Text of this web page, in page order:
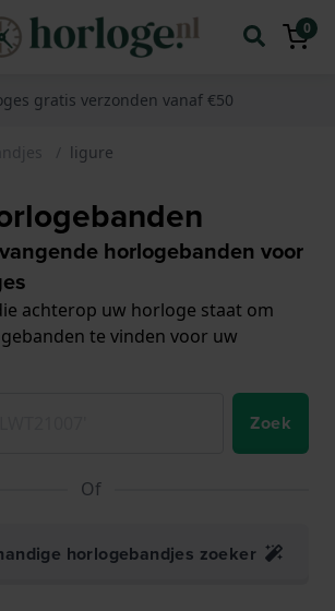
0
gratis verzonden vanaf €50
ligure
horlogebanden voor
achterop uw horloge staat om
te vinden voor uw
Zoek
Of
horlogebandjes zoeker